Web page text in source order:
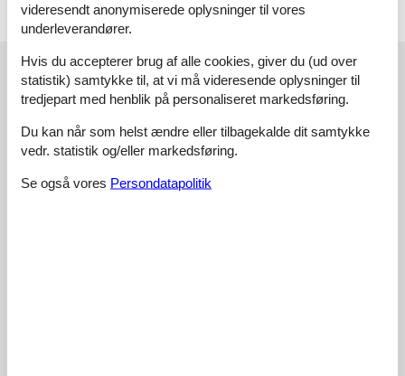
Vores gæsteanmeldelser
Vores gæsteanmeldelserEksterne anmeldelser
3,5 Baseret på
videresendt anonymiserede oplysninger til vores
underleverandører.
Hvis du accepterer brug af alle cookies, giver du (ud over
statistik) samtykke til, at vi må videresende oplysninger til
tredjepart med henblik på personaliseret markedsføring.
Du kan når som helst ændre eller tilbagekalde dit samtykke
vedr. statistik og/eller markedsføring.
Se også vores Persondatapolitik